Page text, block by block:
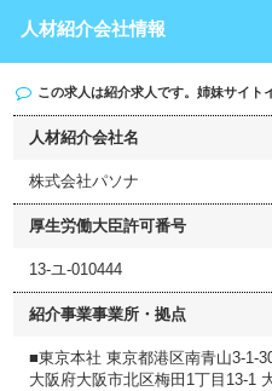
人材紹介会社情報
この求人は紹介求人です。姉妹サイト
人材紹介会社名
株式会社パソナ
厚生労働大臣許可番号
13-ユ-010444
紹介事業事業所・拠点
■東京本社 東京都港区南青山3-1-
大阪府大阪市北区梅田1丁目13-1